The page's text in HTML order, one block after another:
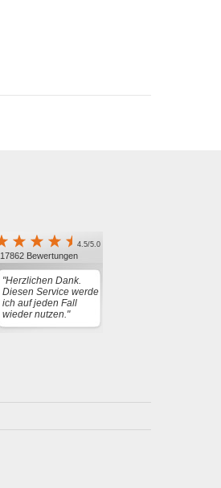
4.5/5.0
17862 Bewertungen
"Herzlichen Dank.
Diesen Service werde
ich auf jeden Fall
wieder nutzen."